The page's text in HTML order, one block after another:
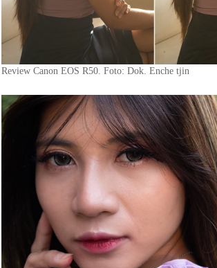
Review Canon EOS R50. Foto: Dok. Enche tjin